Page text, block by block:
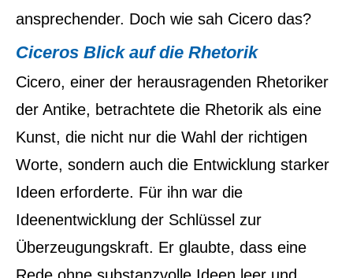
ansprechender. Doch wie sah Cicero das?
Ciceros Blick auf die Rhetorik
Cicero, einer der herausragenden Rhetoriker
der Antike, betrachtete die Rhetorik als eine
Kunst, die nicht nur die Wahl der richtigen
Worte, sondern auch die Entwicklung starker
Ideen erforderte. Für ihn war die
Ideenentwicklung der Schlüssel zur
Überzeugungskraft. Er glaubte, dass eine